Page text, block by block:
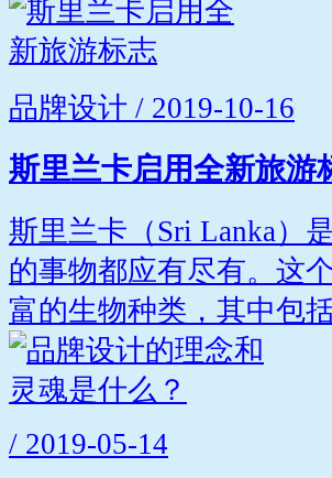
品牌设计 / 2019-10-16
斯里兰卡启用全新旅游
斯里兰卡（Sri Lanka）
的事物都应有尽有。这
富的生物种类，其中包
/ 2019-05-14